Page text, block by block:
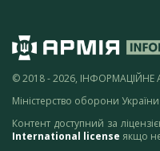
© 2018 - 2026, ІНФОРМАЦІЙНЕ
Міністерство оборони України
Контент доступний за
International license якщо